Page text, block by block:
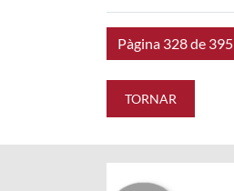
Pàgina 328 de 395
TORNAR